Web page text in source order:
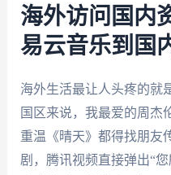
海外访问国内
易云音乐到国
海外生活最让人头疼的就
国区来说，我最爱的周杰
重温《晴天》都得找朋友
剧，腾讯视频直接弹出“